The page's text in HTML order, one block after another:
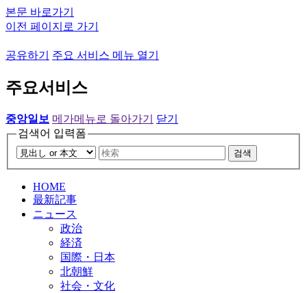
본문 바로가기
이전 페이지로 가기
공유하기 주요 서비스 메뉴 열기
주요서비스
중앙일보 메가메뉴로 돌아가기
닫기
검색어 입력폼
검색
HOME
最新記事
ニュース
政治
経済
国際・日本
北朝鮮
社会・文化